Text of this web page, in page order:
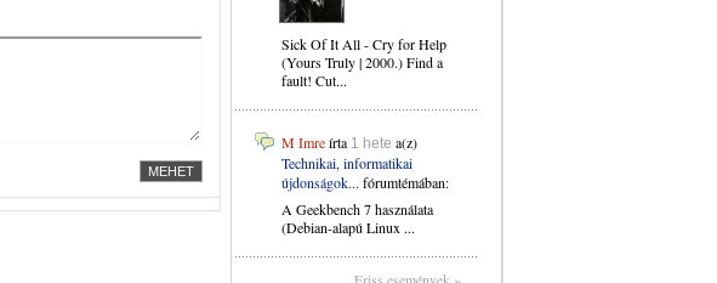
Sick Of It All - Cry for Help
(Yours Truly | 2000.) Find a
fault! Cut...
M Imreírta 1 hete a(z)
Technikai, informatikai
újdonságok... fórumtémában:
A Geekbench 7 használata
(Debian-alapú Linux ...